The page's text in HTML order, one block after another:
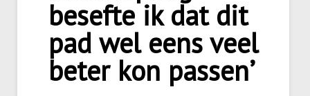
besefte ik dat dit
pad wel eens veel
beter kon passen’